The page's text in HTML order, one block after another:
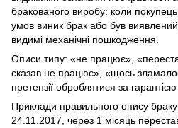
бракованого виробу: коли
умов виник брак або був
видимі механічні пошкодження.
Описи типу: «не працює»,
сказав не працює», «щось
претензії оброблятися за
Приклади правильного опису
24.11.2017, через 1 місяць